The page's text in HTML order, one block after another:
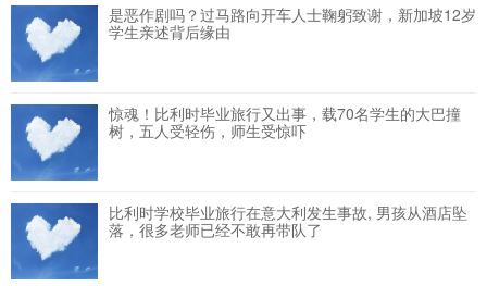
是恶作剧吗？过马路向开车人士鞠躬致谢，新加坡12岁
学生亲述背后缘由
惊魂！比利时毕业旅行又出事，载70名学生的大巴撞
树，五人受轻伤，师生受惊吓
比利时学校毕业旅行在意大利发生事故, 男孩从酒店坠
落，很多老师已经不敢再带队了